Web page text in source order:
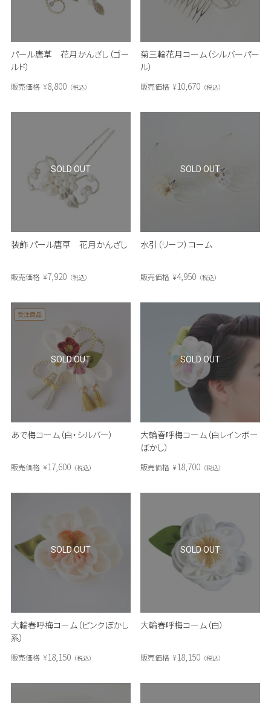
パール唐草 花月かんざし（ゴー
ルド）
販売価格 ¥8,800 税込
菊三輪花月コーム（シルバーパー
ル）
販売価格 ¥10,670 税込
装飾 パール唐草 花月かんざし
販売価格 ¥7,920 税込
SOLD OUT
水引（リーフ）コーム
販売価格 ¥4,950 税込
SOLD OUT
あで梅コーム（白・シルバー）
受注商品
販売価格 ¥17,600 税込
SOLD OUT
大輪春呼梅コーム（白レインボー
ぼかし）
販売価格 ¥18,700 税込
SOLD OUT
大輪春呼梅コーム（ピンクぼかし
系）
販売価格 ¥18,150 税込
SOLD OUT
大輪春呼梅コーム（白）
販売価格 ¥18,150 税込
SOLD OUT